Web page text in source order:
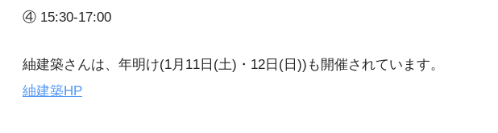
④ 15:30-17:00
紬建築さんは、年明け(1月11日(土)・12日(日))も開催されています。
紬建築HP